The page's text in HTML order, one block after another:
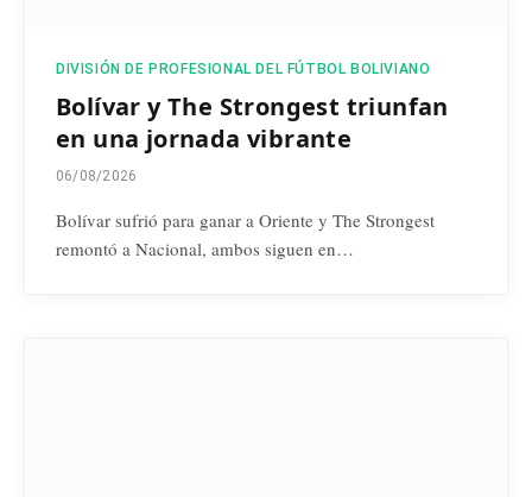
DIVISIÓN DE PROFESIONAL DEL FÚTBOL BOLIVIANO
Bolívar y The Strongest triunfan
en una jornada vibrante
06/08/2026
Bolívar sufrió para ganar a Oriente y The Strongest
remontó a Nacional, ambos siguen en…